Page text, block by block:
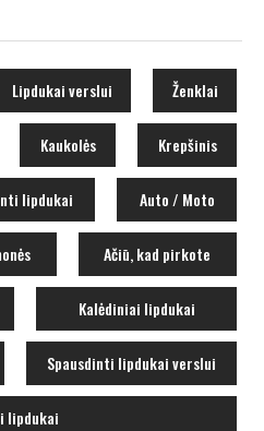
Lipdukai verslui Ženklai
Kaukolės Krepšinis
lipdukai Auto / Moto
Ačiū, kad pirkote
Kalėdiniai lipdukai
Spausdinti lipdukai verslui
lipdukai